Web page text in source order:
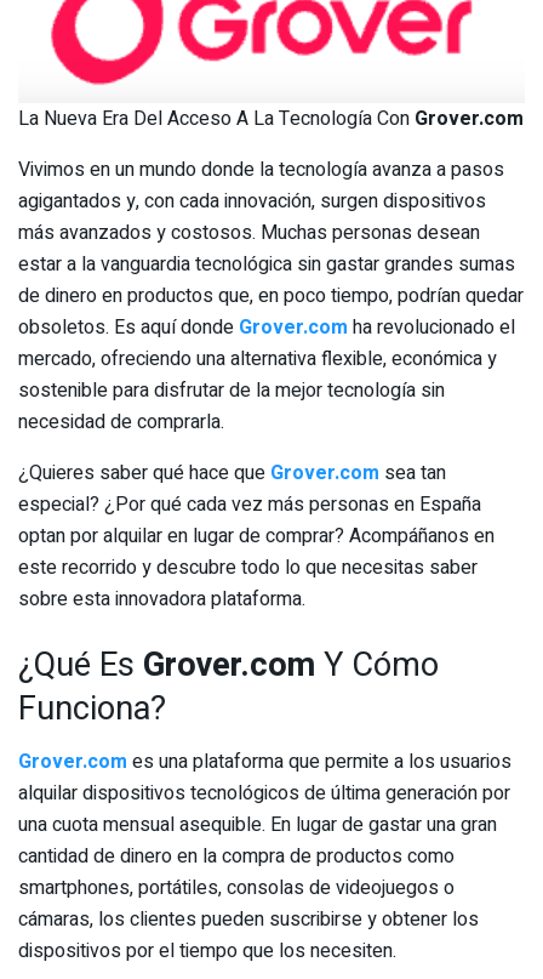
La Nueva Era Del Acceso A La Tecnología Con Grover.com
Vivimos en un mundo donde la tecnología avanza a pasos
agigantados y, con cada innovación, surgen dispositivos
más avanzados y costosos. Muchas personas desean
estar a la vanguardia tecnológica sin gastar grandes sumas
de dinero en productos que, en poco tiempo, podrían quedar
obsoletos. Es aquí donde Grover.com ha revolucionado el
mercado, ofreciendo una alternativa flexible, económica y
sostenible para disfrutar de la mejor tecnología sin
necesidad de comprarla.
¿Quieres saber qué hace que Grover.com sea tan
especial? ¿Por qué cada vez más personas en España
optan por alquilar en lugar de comprar? Acompáñanos en
este recorrido y descubre todo lo que necesitas saber
sobre esta innovadora plataforma.
¿Qué Es Grover.com Y Cómo
Funciona?
Grover.com es una plataforma que permite a los usuarios
alquilar dispositivos tecnológicos de última generación por
una cuota mensual asequible. En lugar de gastar una gran
cantidad de dinero en la compra de productos como
smartphones, portátiles, consolas de videojuegos o
cámaras, los clientes pueden suscribirse y obtener los
dispositivos por el tiempo que los necesiten.